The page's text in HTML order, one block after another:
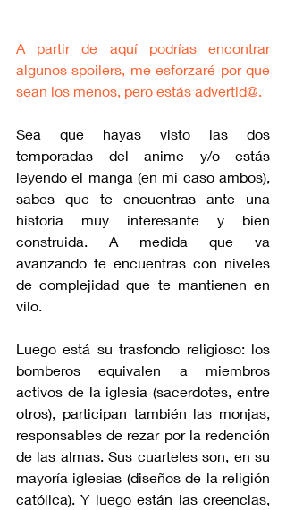
A partir de aquí podrías encontrar
algunos spoilers, me esforzaré por que
sean los menos, pero estás advertid@.
Sea que hayas visto las dos
temporadas del anime y/o estás
leyendo el manga (en mi caso ambos),
sabes que te encuentras ante una
historia muy interesante y bien
construida. A medida que va
avanzando te encuentras con niveles
de complejidad que te mantienen en
vilo.
Luego está su trasfondo religioso: los
bomberos equivalen a miembros
activos de la iglesia (sacerdotes, entre
otros), participan también las monjas,
responsables de rezar por la redención
de las almas. Sus cuarteles son, en su
mayoría iglesias (diseños de la religión
católica). Y luego están las creencias,